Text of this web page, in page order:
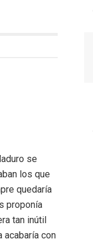
se
los que
quedaría
proponía
tan inútil
acabaría con